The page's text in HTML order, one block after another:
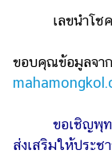
เลขนำโชค :
ขอบคุณข้อมูลจา
ขอเชิญพุ
ส่งเสริมให้ประ